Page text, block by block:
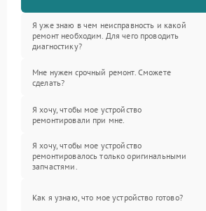
Я уже знаю в чем неисправность и какой
ремонт необходим. Для чего проводить
диагностику?
Мне нужен срочный ремонт. Сможете
сделать?
Я хочу, чтобы мое устройство
ремонтировали при мне.
Я хочу, чтобы мое устройство
ремонтировалось только оригинальными
запчастями.
Как я узнаю, что мое устройство готово?